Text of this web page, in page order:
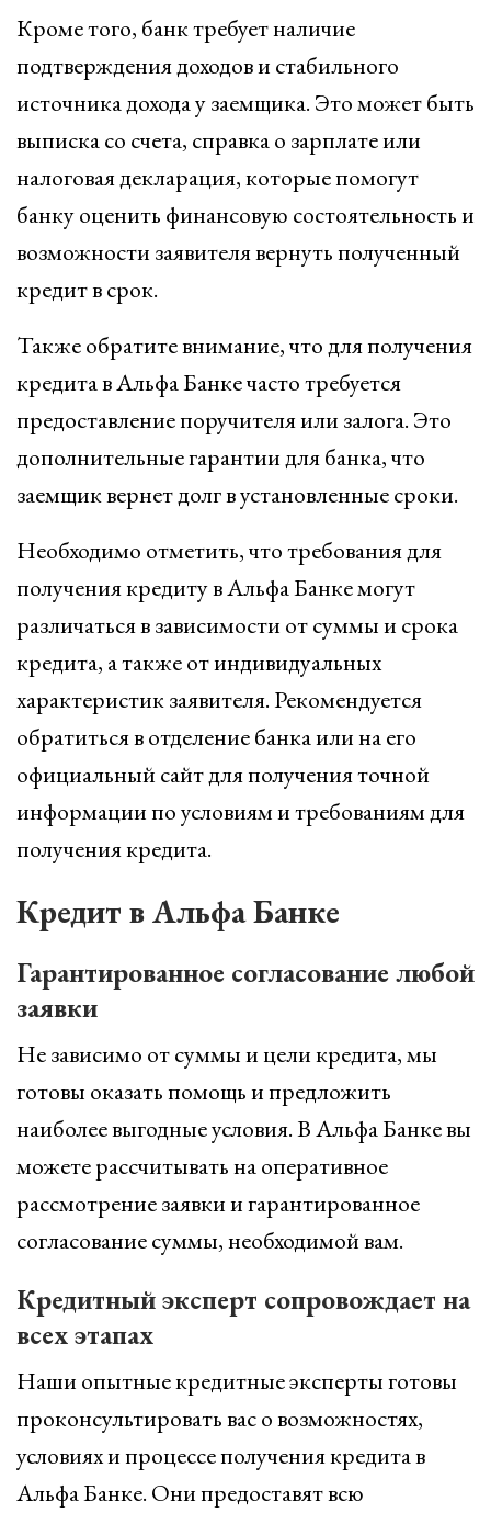
Кроме того, банк требует наличие
подтверждения доходов и стабильного
источника дохода у заемщика. Это может быть
выписка со счета, справка о зарплате или
налоговая декларация, которые помогут
банку оценить финансовую состоятельность и
возможности заявителя вернуть полученный
кредит в срок.
Также обратите внимание, что для получения
кредита в Альфа Банке часто требуется
предоставление поручителя или залога. Это
дополнительные гарантии для банка, что
заемщик вернет долг в установленные сроки.
Необходимо отметить, что требования для
получения кредиту в Альфа Банке могут
различаться в зависимости от суммы и срока
кредита, а также от индивидуальных
характеристик заявителя. Рекомендуется
обратиться в отделение банка или на его
официальный сайт для получения точной
информации по условиям и требованиям для
получения кредита.
Кредит в Альфа Банке
Гарантированное согласование любой
заявки
Не зависимо от суммы и цели кредита, мы
готовы оказать помощь и предложить
наиболее выгодные условия. В Альфа Банке вы
можете рассчитывать на оперативное
рассмотрение заявки и гарантированное
согласование суммы, необходимой вам.
Кредитный эксперт сопровождает на
всех этапах
Наши опытные кредитные эксперты готовы
проконсультировать вас о возможностях,
условиях и процессе получения кредита в
Альфа Банке. Они предоставят всю